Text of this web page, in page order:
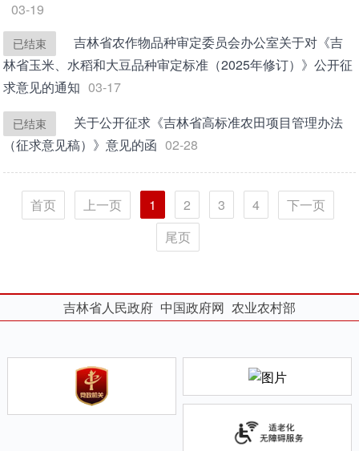
03-19
已结束
吉林省农作物品种审定委员会办公室关于对《吉
林省玉米、水稻和大豆品种审定标准（2025年修订）》公开征
求意见的通知 03-17
已结束
关于公开征求《吉林省高标准农田项目管理办法
（征求意见稿）》意见的函 02-28
首页 上一页 1 2 3 4
下一页
尾页
吉林省人民政府 中国政府网 农业农村部